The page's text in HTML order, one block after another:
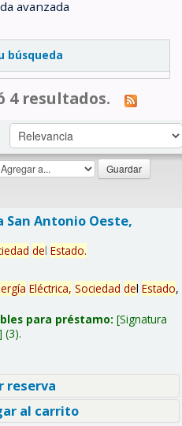
avanzada
búsqueda
4 resultados.
Antonio Oeste,
del Estado.
Eléctrica, Sociedad del Estado,
para préstamo: Signatura
(3).
reserva
al carrito